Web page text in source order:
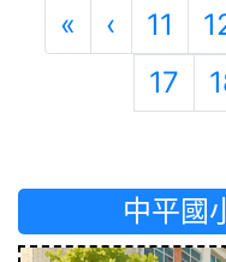
« 第一頁
‹ 上一頁
11
17
中平國